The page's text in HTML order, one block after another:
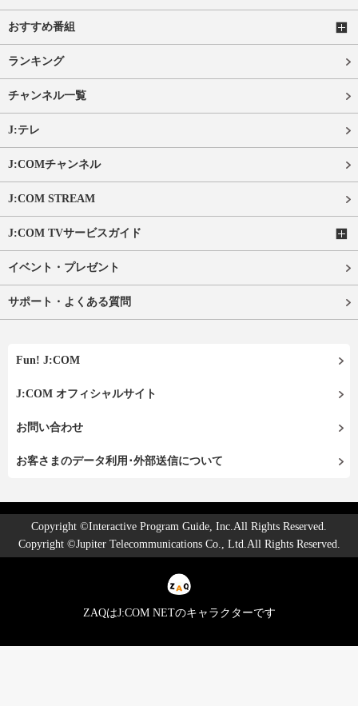
おすすめ番組
ランキング
チャンネル一覧
J:テレ
J:COMチャンネル
J:COM STREAM
J:COM TVサービスガイド
イベント・プレゼント
サポート・よくある質問
Fun! J:COM
J:COM オフィシャルサイト
お問い合わせ
お客さまのデータ利用･外部送信について
Copyright ©Interactive Program Guide, Inc.All Rights Reserved.
Copyright ©Jupiter Telecommunications Co., Ltd.All Rights Reserved.
ZAQはJ:COM NETのキャラクターです